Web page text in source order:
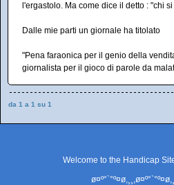
l'ergastolo. Ma come dice il detto : "chi
Dalle mie parti un giornale ha titolato
"Pena faraonica per il genio della
giornalista per il gioco di parole da
da 1 a 1 su 1
Welcome to the Handicap